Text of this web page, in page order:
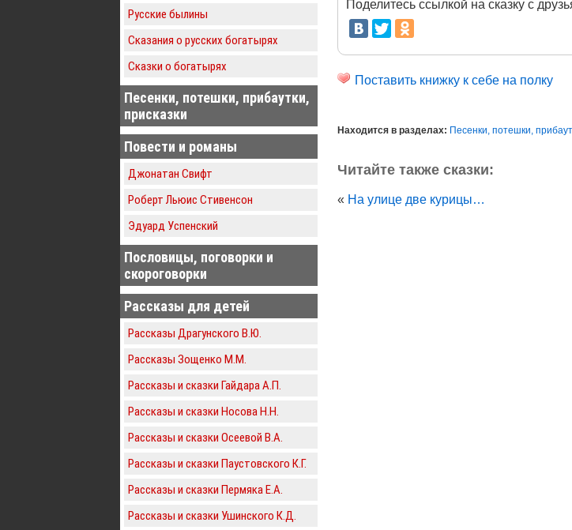
Русские былины
Сказания о русских богатырях
Сказки о богатырях
Песенки, потешки, прибаутки,
присказки
Повести и романы
Джонатан Свифт
Роберт Льюис Стивенсон
Эдуард Успенский
Пословицы, поговорки и
скороговорки
Рассказы для детей
Рассказы Драгунского В.Ю.
Рассказы Зощенко М.М.
Рассказы и сказки Гайдара А.П.
Рассказы и сказки Носова Н.Н.
Рассказы и сказки Осеевой В.А.
Рассказы и сказки Паустовского К.Г.
Рассказы и сказки Пермяка Е.А.
Рассказы и сказки Ушинского К.Д.
Поделитесь ссылкой на сказку с
Поставить книжку к себе на полку
Находится в разделах: Песенки, потешки,
Читайте также сказки:
« На улице две курицы…